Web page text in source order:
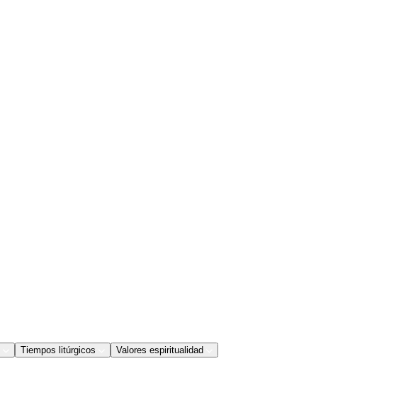
Tiempos litúrgicos Valores espiritualidad